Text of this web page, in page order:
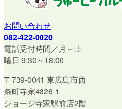
お問い合わせ
082-422-0020
電話受付時間／月～土
曜日 9:30～18:00
〒739-0041 東広島市西
条町寺家4326-1
ショージ寺家駅前店2階